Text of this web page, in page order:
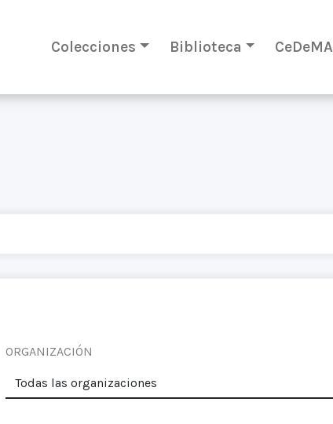
Colecciones Biblioteca CeDeMA
ORGANIZACIÓN